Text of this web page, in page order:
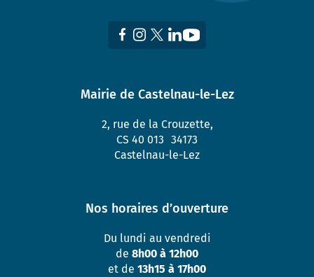
Mairie de Castelnau-le-Lez
2, rue de la Crouzette,
CS 40 013 34173
Castelnau-le-Lez
Nos horaires d’ouverture
Du lundi au vendredi
de 8h00 à 12h00
et de 13h15 à 17h00